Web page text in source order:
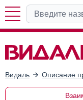
Видаль Описание